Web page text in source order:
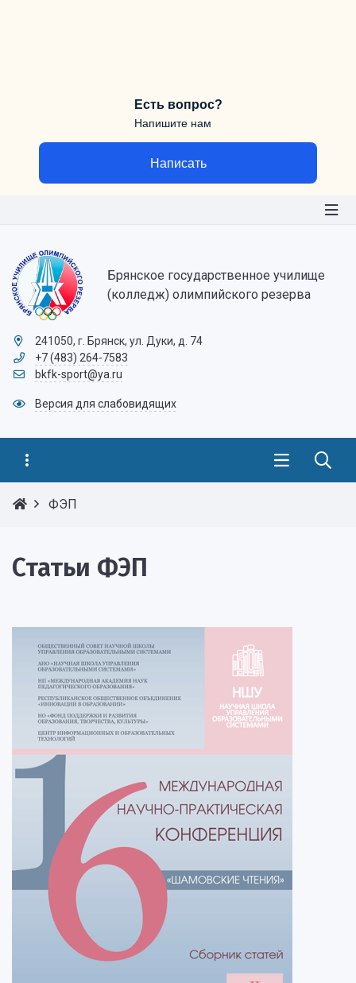
Есть вопрос?
Напишите нам
Написать
Брянское государственное училище
(колледж) олимпийского резерва
241050, г. Брянск, ул. Дуки, д. 74
+7 (483) 264-7583
bkfk-sport@ya.ru
Версия для слабовидящих
ФЭП
Статьи ФЭП